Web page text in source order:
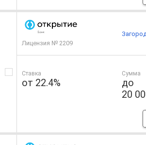
Лицензия № 2209
Ставка
от 22.4%
Сумма
до
20